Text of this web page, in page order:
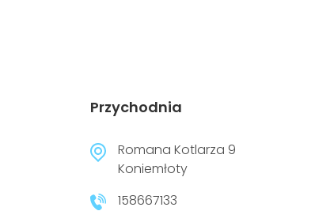
Przychodnia
Romana Kotlarza 9
Koniemłoty
158667133